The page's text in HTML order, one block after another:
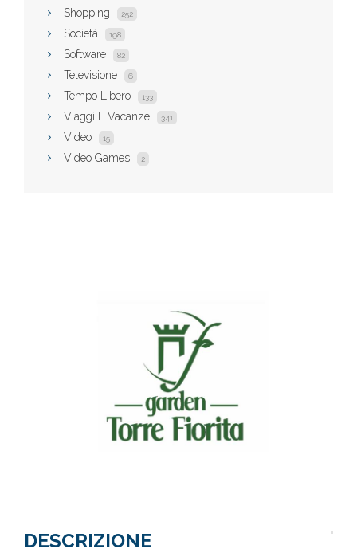
Shopping 252
Società 198
Software 82
Televisione 6
Tempo Libero 133
Viaggi E Vacanze 341
Video 15
Video Games 2
DESCRIZIONE